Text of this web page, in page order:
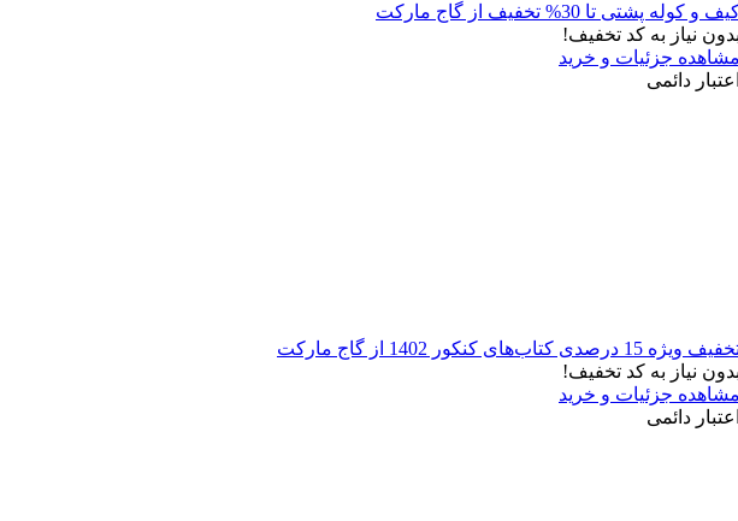
و کوله پشتی تا 30% تخفیف از گاج مارکت
نیاز به کد تخفیف!
جزئیات و خرید
دائمی
ویژه 15 درصدی کتاب‌های کنکور 1402 از گاج مارکت
نیاز به کد تخفیف!
جزئیات و خرید
دائمی